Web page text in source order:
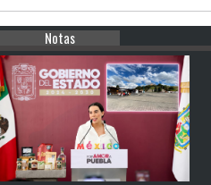
Notas